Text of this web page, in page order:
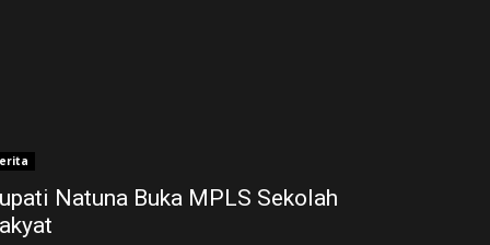
Natuna Buka MPLS Sekolah